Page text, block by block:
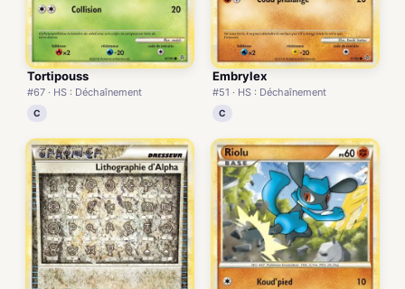
Tortipouss
#67 · HS : Déchaînement
C
Embrylex
#51 · HS : Déchaînement
C